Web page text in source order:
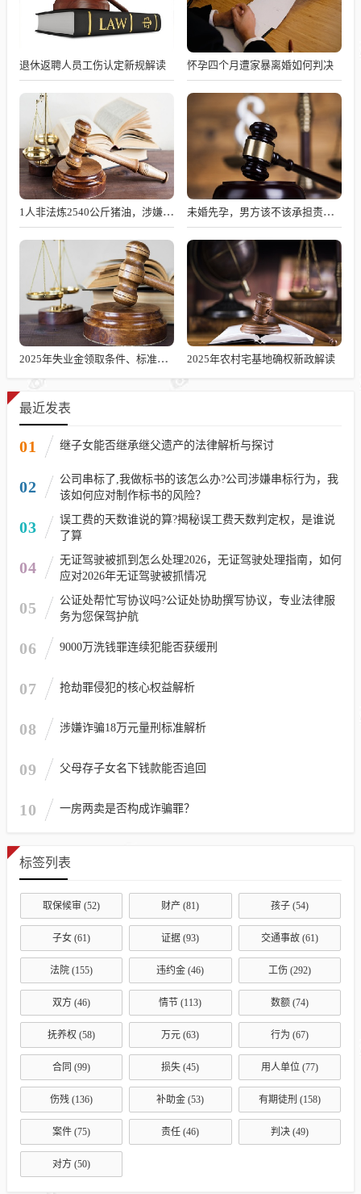
退休返聘人员工伤认定新规解读 怀孕四个月遭家暴离婚如何判决
1人非法炼2540公斤猪油，涉嫌何罪？ 未婚先孕，男方该不该承担责任？
2025年失业金领取条件、标准及发放时长解析 2025年农村宅基地确权新政解读
最近发表
01 继子女能否继承继父遗产的法律解析与探讨
02
公司串标了,我做标书的该怎么办?公司涉嫌串标行为，我
该如何应对制作标书的风险？
03
误工费的天数谁说的算?揭秘误工费天数判定权，是谁说
了算
04
无证驾驶被抓到怎么处理2026，无证驾驶处理指南，如何
应对2026年无证驾驶被抓情况
05
公证处帮忙写协议吗?公证处协助撰写协议，专业法律服
务为您保驾护航
06 9000万洗钱罪连续犯能否获缓刑
07 抢劫罪侵犯的核心权益解析
08 涉嫌诈骗18万元量刑标准解析
09 父母存子女名下钱款能否追回
10 一房两卖是否构成诈骗罪？
标签列表
取保候审 (52) 财产 (81) 孩子(54)
子女 (61) 证据 (93) 交通事故(61)
法院 (155) 违约金 (46) 工伤(292)
双方 (46) 情节 (113) 数额(74)
抚养权 (58) 万元 (63) 行为 (67)
合同 (99) 损失 (45) 用人单位 (77)
伤残 (136) 补助金 (53) 有期徒刑 (158)
案件 (75) 责任 (46) 判决(49)
对方 (50)